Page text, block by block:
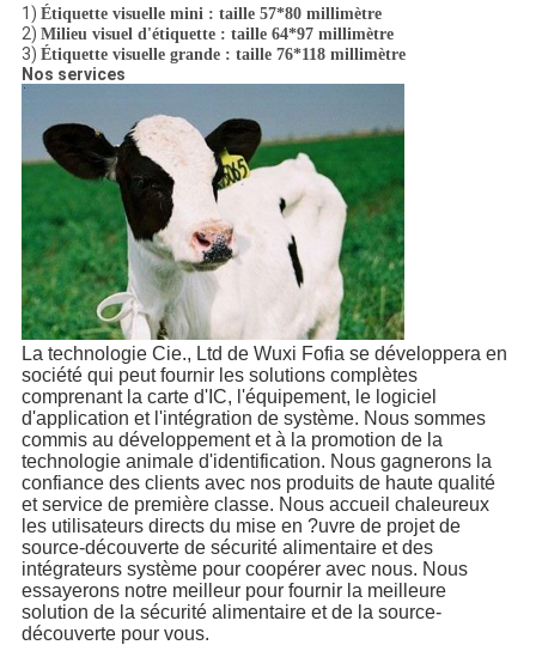
1) Étiquette visuelle mini : taille 57*80 millimètre
2) Milieu visuel d'étiquette : taille 64*97 millimètre
3) Étiquette visuelle grande : taille 76*118 millimètre
Nos services
La technologie Cie., Ltd de Wuxi Fofia se développera en
société qui peut fournir les solutions complètes
comprenant la carte d'IC, l'équipement, le logiciel
d'application et l'intégration de système. Nous sommes
commis au développement et à la promotion de la
technologie animale d'identification. Nous gagnerons la
confiance des clients avec nos produits de haute qualité
et service de première classe. Nous accueil chaleureux
les utilisateurs directs du mise en ?uvre de projet de
source-découverte de sécurité alimentaire et des
intégrateurs système pour coopérer avec nous. Nous
essayerons notre meilleur pour fournir la meilleure
solution de la sécurité alimentaire et de la source-
découverte pour vous.